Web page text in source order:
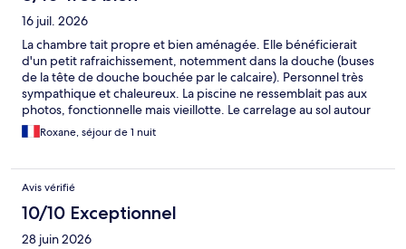
16 juil. 2026
La chambre tait propre et bien aménagée. Elle bénéficierait
d'un petit rafraichissement, notemment dans la douche (buses
de la tête de douche bouchée par le calcaire). Personnel très
sympathique et chaleureux. La piscine ne ressemblait pas aux
photos, fonctionnelle mais vieillotte. Le carrelage au sol autour
de la piscine est un vrai piège en été, il devient brulant au soleil.
Nid de guêpes juste à coté... je n'ai pas aimé mon passage à la
Roxane, séjour de 1 nuit
Avis vérifié
10/10 Exceptionnel
28 juin 2026